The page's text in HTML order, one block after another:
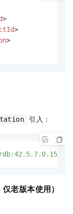
>
>
>
引入：
老版本使用）